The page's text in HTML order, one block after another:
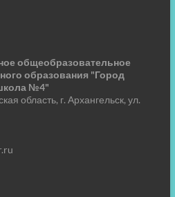
общеобразовательное
образования "Город
№4"
область, г. Архангельск, ул.